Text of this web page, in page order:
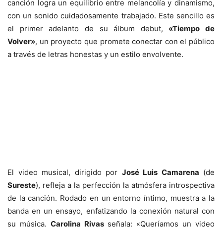
canción logra un equilibrio entre melancolía y dinamismo,
con un sonido cuidadosamente trabajado. Este sencillo es
el primer adelanto de su álbum debut, «Tiempo de
Volver», un proyecto que promete conectar con el público
a través de letras honestas y un estilo envolvente.
El video musical, dirigido por José Luis Camarena (de
Sureste), refleja a la perfección la atmósfera introspectiva
de la canción. Rodado en un entorno íntimo, muestra a la
banda en un ensayo, enfatizando la conexión natural con
su música. Carolina Rivasseñala: «Queríamos un video